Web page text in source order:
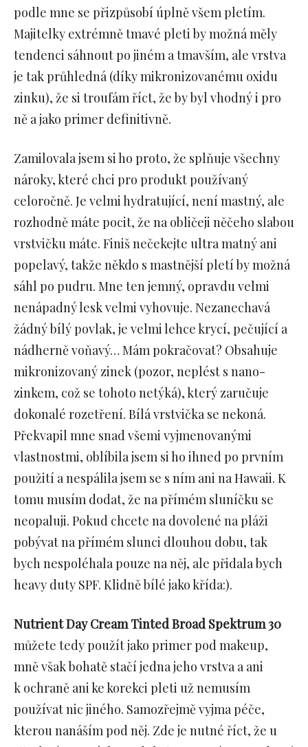
podle mne se přizpůsobí úplně všem pletím.
Majitelky extrémně tmavé pleti by možná měly
tendenci sáhnout po jiném a tmavším, ale vrstva
je tak průhledná (díky mikronizovanému oxidu
zinku), že si troufám říct, že by byl vhodný i pro
ně a jako primer definitivně.
Zamilovala jsem si ho proto, že splňuje všechny
nároky, které chci pro produkt používaný
celoročně. Je velmi hydratující, není mastný, ale
rozhodně máte pocit, že na obličeji něčeho slabou
vrstvičku máte. Finiš nečekejte ultra matný ani
popelavý, takže někdo s mastnější pletí by možná
sáhl po pudru. Mne ten jemný, opravdu velmi
nenápadný lesk velmi vyhovuje. Nezanechavá
žádný bílý povlak, je velmi lehce krycí, pečující a
nádherně voňavý… Mám pokračovat? Obsahuje
mikronizovaný zinek (pozor, neplést s nano-
zinkem, což se tohoto netýká), který zaručuje
dokonalé rozetření. Bílá vrstvička se nekoná.
Překvapil mne snad všemi vyjmenovanými
vlastnostmi, oblíbila jsem si ho ihned po prvním
použití a nespálila jsem se s ním ani na Hawaii. K
tomu musím dodat, že na přímém sluníčku se
neopaluji. Pokud chcete na dovolené na pláži
pobývat na přímém slunci dlouhou dobu, tak
bych nespoléhala pouze na něj, ale přidala bych
heavy duty SPF. Klidně bílé jako křída:).
Nutrient Day Cream Tinted Broad Spektrum 30
můžete tedy použít jako primer pod makeup,
mně však bohatě stačí jedna jeho vrstva a ani
k ochraně ani ke korekci pleti už nemusím
používat nic jiného. Samozřejmě vyjma péče,
kterou nanáším pod něj. Zde je nutné říct, že u